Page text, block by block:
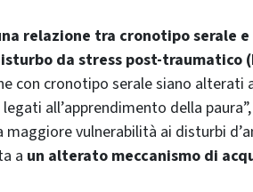
relazione tra cronotipo serale
da stress post-traumatico
con cronotipo serale siano alterati
all’apprendimento della
vulnerabilità ai disturbi
a un alterato meccanismo di